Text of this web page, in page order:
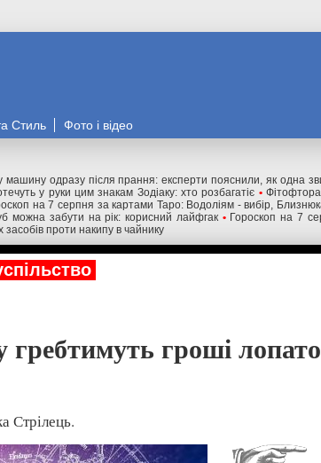
Стиль Фото і відео
машину одразу після прання: експерти пояснили, як одна
у руки цим знакам Зодіаку: хто розбагатіє •
на 7 серпня за картами Таро: Водоліям - вибір,
можна забути на рік: корисний лайфгак • Гороскоп на 7
засобів проти накипу в чайнику
гребтимуть гроші
Стрілець.